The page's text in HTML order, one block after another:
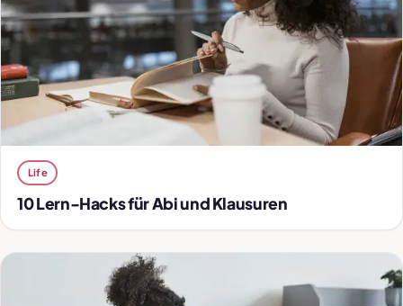
Life
10 Lern-Hacks für Abi und Klausuren